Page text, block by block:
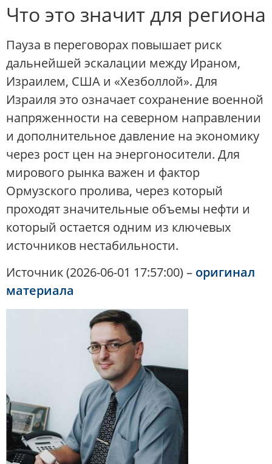
Что это значит для региона
Пауза в переговорах повышает риск
дальнейшей эскалации между Ираном,
Израилем, США и «Хезболлой». Для
Израиля это означает сохранение военной
напряженности на северном направлении
и дополнительное давление на экономику
через рост цен на энергоносители. Для
мирового рынка важен и фактор
Ормузского пролива, через который
проходят значительные объемы нефти и
который остается одним из ключевых
источников нестабильности.
Источник (2026-06-01 17:57:00) – оригинал
материала